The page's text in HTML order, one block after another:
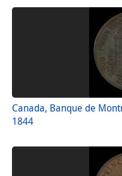
Canada, Banque de
1844